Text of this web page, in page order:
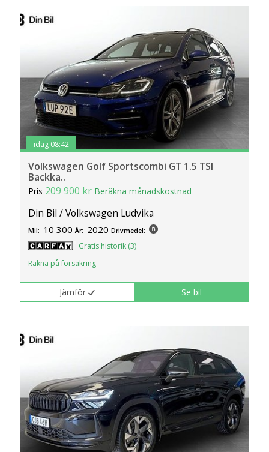
idag 08:42
Volkswagen Golf Sportscombi GT 1.5 TSI
Backka..
Pris 209 900 kr Beräkna månadskostnad
Din Bil / Volkswagen Ludvika
Mil: 10 300 År: 2020 Drivmedel:
Gratis historik (3)
Räkna på försäkring
Jämför Se bil